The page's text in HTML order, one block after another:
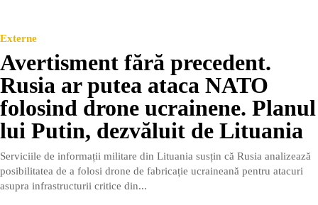
Externe
Avertisment fără precedent.
Rusia ar putea ataca NATO
folosind drone ucrainene. Planul
lui Putin, dezvăluit de Lituania
Serviciile de informații militare din Lituania susțin că Rusia analizează
posibilitatea de a folosi drone de fabricație ucraineană pentru atacuri
asupra infrastructurii critice din...